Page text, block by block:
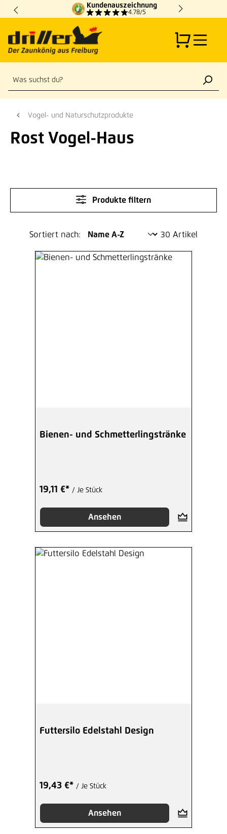
Zum Hauptinhalt springen
Kundenauszeichnung
4.78/5
Vogel- und Naturschutzprodukte
Rost Vogel-Haus
Produkte filtern
Sortiert nach: 30 Artikel
Bienen- und Schmetterlingstränke
19,11 €* / Je Stück
Ansehen
Futtersilo Edelstahl Design
19,43 €* / Je Stück
Ansehen